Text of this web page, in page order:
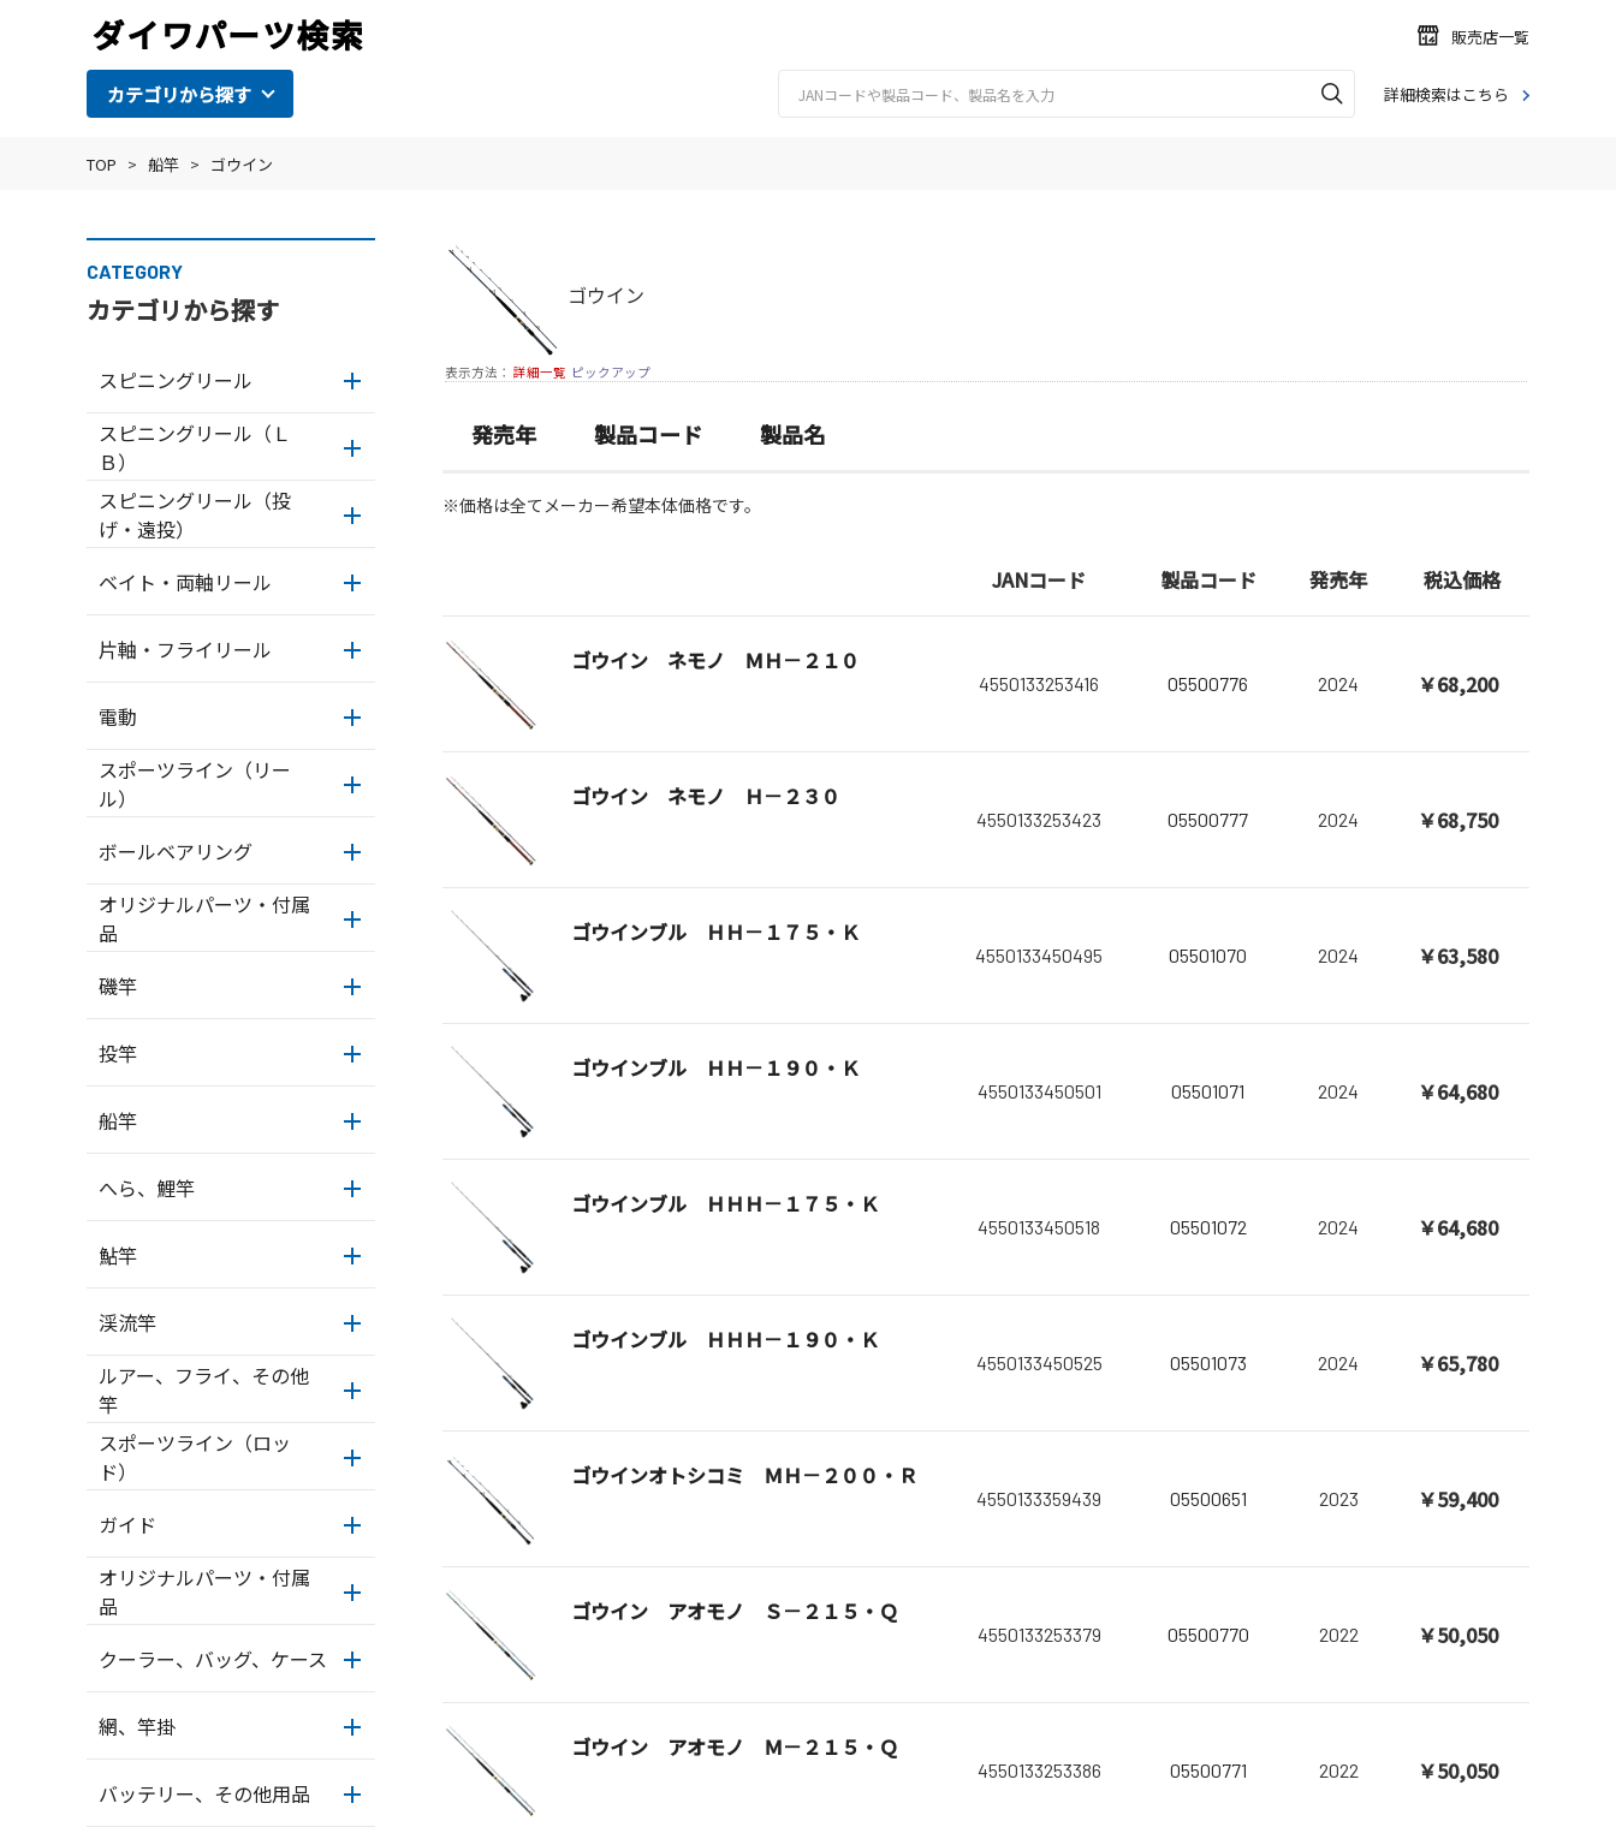
販売店一覧
カテゴリから探す 詳細検索はこちら
TOP > 船竿 > ゴウイン
CATEGORY
カテゴリから探す
スピニングリール
スピニングリール（Ｌ
Ｂ）
スピニングリール（投
げ・遠投）
ベイト・両軸リール
片軸・フライリール
電動
スポーツライン（リー
ル）
ボールベアリング
オリジナルパーツ・付属
品
磯竿
投竿
船竿
へら、鯉竿
鮎竿
渓流竿
ルアー、フライ、その他
竿
スポーツライン（ロッ
ド）
ガイド
オリジナルパーツ・付属
品
クーラー、バッグ、ケース
網、竿掛
バッテリー、その他用品
ゴウイン
表示方法： 詳細一覧 ピックアップ
発売年 製品コード 製品名
※価格は全てメーカー希望本体価格です。
JANコード 製品コード 発売年 税込価格
ゴウイン ネモノ ＭＨ－２１０
4550133253416 05500776 2024 ￥68,200
ゴウイン ネモノ Ｈ－２３０
4550133253423 05500777 2024 ￥68,750
ゴウインブル ＨＨ－１７５・Ｋ
4550133450495 05501070 2024 ￥63,580
ゴウインブル ＨＨ－１９０・Ｋ
4550133450501 05501071 2024 ￥64,680
ゴウインブル ＨＨＨ－１７５・Ｋ
4550133450518 05501072 2024 ￥64,680
ゴウインブル ＨＨＨ－１９０・Ｋ
4550133450525 05501073 2024 ￥65,780
ゴウインオトシコミ ＭＨ－２００・Ｒ
4550133359439 05500651 2023 ￥59,400
ゴウイン アオモノ Ｓ－２１５・Ｑ
4550133253379 05500770 2022 ￥50,050
ゴウイン アオモノ Ｍ－２１５・Ｑ
4550133253386 05500771 2022 ￥50,050